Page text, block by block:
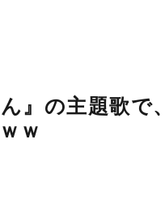
ん』の主題歌
ｗ